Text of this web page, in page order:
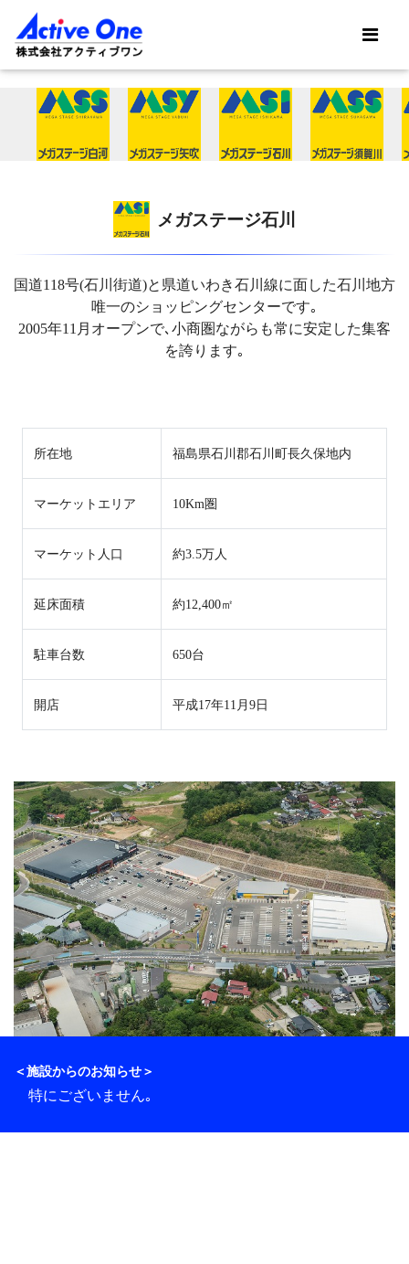
メガステージ石川
国道118号(石川街道)と県道いわき石川線に面した石川地方
唯一のショッピングセンターです｡
2005年11月オープンで､小商圏ながらも常に安定した集客
を誇ります｡
所在地 福島県石川郡石川町長久保地内
マーケットエリア 10Km圏
マーケット人口 約3.5万人
延床面積 約12,400㎡
駐車台数 650台
開店 平成17年11月9日
＜施設からのお知らせ＞
特にございません｡